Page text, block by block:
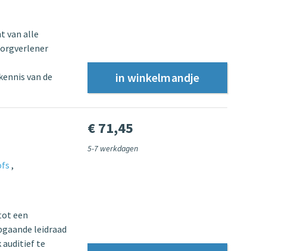
van alle
van de
een
leidraad
auditief te
€ 71,45
5-7 werkdagen